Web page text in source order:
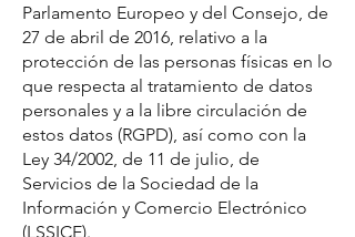
Parlamento Europeo y del Consejo, de
27 de abril de 2016, relativo a la
protección de las personas físicas en lo
que respecta al tratamiento de datos
personales y a la libre circulación de
estos datos (RGPD), así como con la
Ley 34/2002, de 11 de julio, de
Servicios de la Sociedad de la
Información y Comercio Electrónico
(LSSICE).